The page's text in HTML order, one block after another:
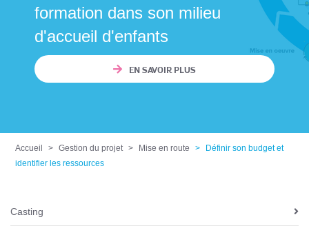
formation dans son milieu
d'accueil d'enfants
EN SAVOIR PLUS
Accueil Gestion du projet Mise en route
Définir son budget et
identifier les ressources
N
Casting